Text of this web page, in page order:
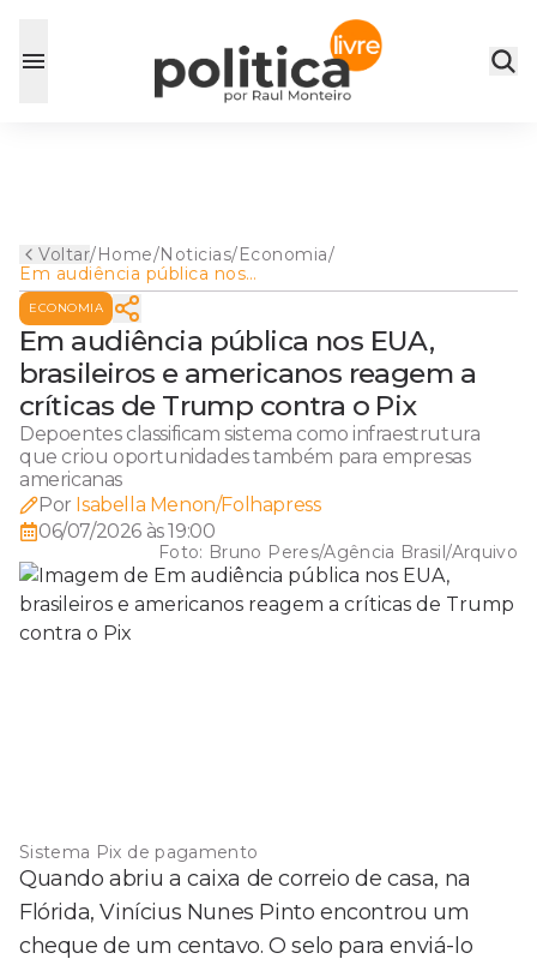
Voltar/Home/Noticias/Economia/
Em audiência pública nos
EUA, brasileiros e americanos
reagem a críticas de Trump
contra o Pix
ECONOMIA
Em audiência pública nos EUA,
brasileiros e americanos reagem a
críticas de Trump contra o Pix
Depoentes classificam sistema como infraestrutura
que criou oportunidades também para empresas
americanas
Por Isabella Menon/Folhapress
06/07/2026 às 19:00
Foto: Bruno Peres/Agência Brasil/Arquivo
Sistema Pix de pagamento
Quando abriu a caixa de correio de casa, na
Flórida, Vinícius Nunes Pinto encontrou um
cheque de um centavo. O selo para enviá-lo